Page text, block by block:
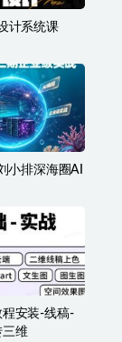
计系统课
小排深海圈AI
安装-线稿-
三维